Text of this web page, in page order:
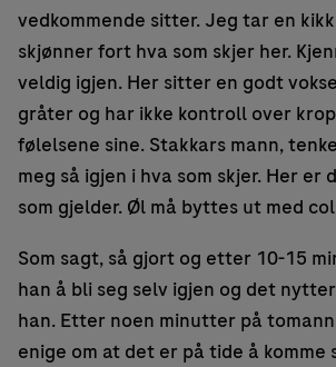
vedkommende sitter. Jeg tar en
skjønner fort hva som skjer her.
veldig igjen. Her sitter en godt
gråter og har ikke kontroll over
følelsene sine. Stakkars mann,
meg så igjen i hva som skjer. Her er
som gjelder. Øl må byttes ut med
Som sagt, så gjort og etter 10-15
han å bli seg selv igjen og det
han. Etter noen minutter på
enige om at det er på tide å komme